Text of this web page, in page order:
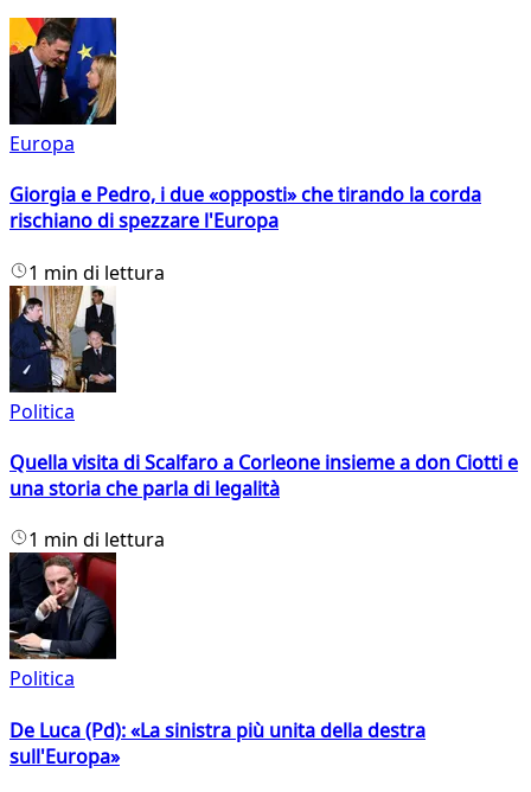
Europa
Giorgia e Pedro, i due «opposti» che tirando la corda
rischiano di spezzare l'Europa
1 min di lettura
Politica
Quella visita di Scalfaro a Corleone insieme a don Ciotti e
una storia che parla di legalità
1 min di lettura
Politica
De Luca (Pd): «La sinistra più unita della destra
sull'Europa»